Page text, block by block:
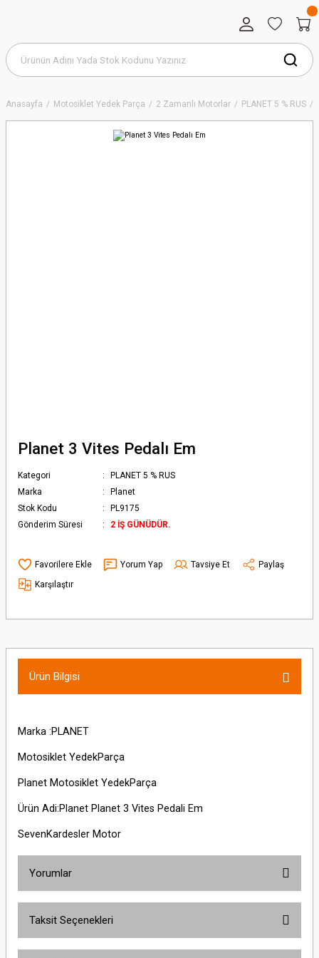
Anasayfa Motosiklet Yedek Parça 2 Zamanlı Motorlar PLANET 5 % RUS
Planet 3 Vites Pedalı Em
Kategori
PLANET 5 % RUS
Marka
Planet
Stok Kodu
PL9175
Gönderim Süresi
2 İŞ GÜNÜDÜR.
Yorum Yap Tavsiye Et
Paylaş
Karşılaştır
Ürün Bilgisi
Marka :PLANET
Motosiklet YedekParça
Planet Motosiklet YedekParça
Ürün Adi:Planet Planet 3 Vites Pedali Em
SevenKardesler Motor
Yorumlar
Taksit Seçenekleri